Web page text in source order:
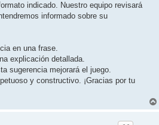
indicado. Nuestro equipo revisará
informado sobre su
en una frase.
explicación detallada.
sugerencia mejorará el juego.
y constructivo. ¡Gracias por tu